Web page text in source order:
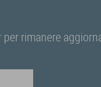
rimanere